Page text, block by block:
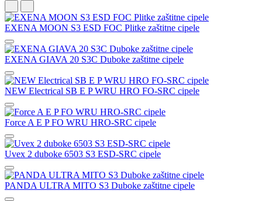
EXENA MOON S3 ESD FOC Plitke zaštitne cipele
EXENA GIAVA 20 S3C Duboke zaštitne cipele
NEW Electrical SB E P WRU HRO FO-SRC cipele
Force A E P FO WRU HRO-SRC cipele
Uvex 2 duboke 6503 S3 ESD-SRC cipele
PANDA ULTRA MITO S3 Duboke zaštitne cipele